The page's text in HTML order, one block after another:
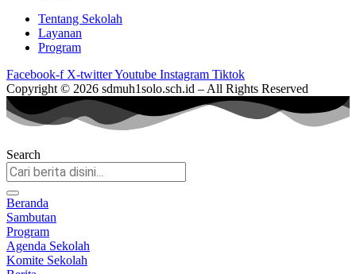
Tentang Sekolah
Layanan
Program
Facebook-f X-twitterYoutube Instagram Tiktok
Copyright © 2026 sdmuh1solo.sch.id – All Rights Reserved
Search
Beranda
Sambutan
Program
Agenda Sekolah
Komite Sekolah